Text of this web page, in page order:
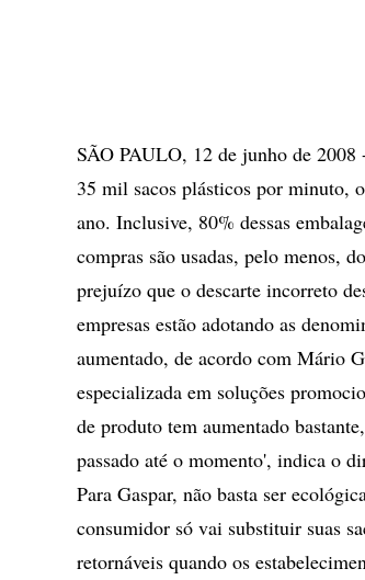
SÃO PAULO, 12 de junho de 2008
35 mil sacos plásticos por minuto,
ano. Inclusive, 80% dessas
compras são usadas, pelo menos,
prejuízo que o descarte incorreto
empresas estão adotando as
aumentado, de acordo com Mário
especializada em soluções
de produto tem aumentado
passado até o momento', indica o
Para Gaspar, não basta ser
consumidor só vai substituir suas
retornáveis quando os